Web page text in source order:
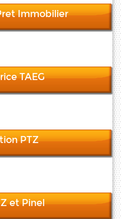
Immobilier
TAEG
PTZ
et Pinel